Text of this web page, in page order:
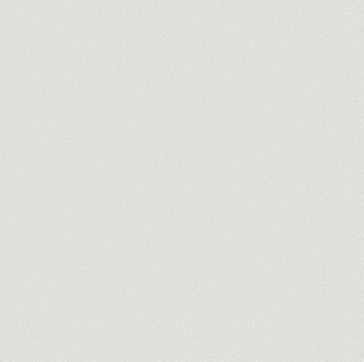
ton@entreprise.com
Audit offert de 60 min →
Pas de spam, jamais. Désinscription en un clic.
TRUSTPILOT
CE QU'ON FAIT · AHREFS